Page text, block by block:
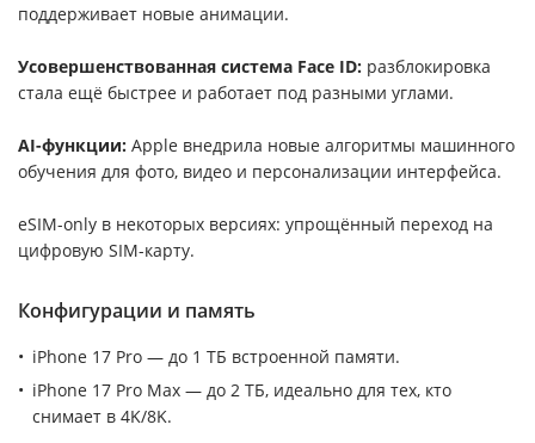
поддерживает новые анимации.
Усовершенствованная система Face ID: разблокировка
стала ещё быстрее и работает под разными углами.
AI-функции: Apple внедрила новые алгоритмы машинного
обучения для фото, видео и персонализации интерфейса.
eSIM-only в некоторых версиях: упрощённый переход на
цифровую SIM-карту.
Конфигурации и память
iPhone 17 Pro — до 1 ТБ встроенной памяти.
iPhone 17 Pro Max — до 2 ТБ, идеально для тех, кто
снимает в 4K/8K.